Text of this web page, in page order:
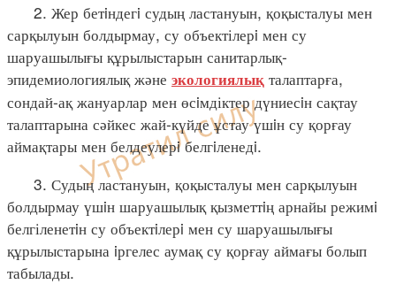
2. Жер бетiндегi судың ластануын, қоқысталуы мен
сарқылуын болдырмау, су объектілерi мен су
шаруашылығы құрылыстарын санитарлық-
эпидемиологиялық және экологиялық талаптарға,
сондай-ақ жануарлар мен өсiмдіктер дүниесiн сақтау
талаптарына сәйкес жай-күйде ұстау үшiн су қорғау
аймақтары мен белдеулерi белгiленедi.
3. Судың ластануын, қоқысталуы мен сарқылуын
болдырмау үшiн шаруашылық қызметтiң арнайы режимi
белгіленетiн су объектiлерi мен су шаруашылығы
құрылыстарына iргелес аумақ су қорғау аймағы болып
табылады.